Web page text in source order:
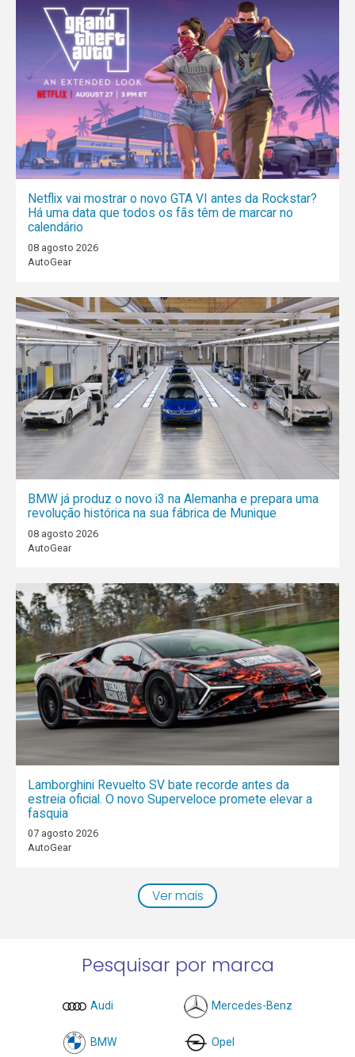
Netflix vai mostrar o novo GTA VI antes da Rockstar?
Há uma data que todos os fãs têm de marcar no
calendário
08 agosto 2026
AutoGear
BMW já produz o novo i3 na Alemanha e prepara uma
revolução histórica na sua fábrica de Munique
08 agosto 2026
AutoGear
Lamborghini Revuelto SV bate recorde antes da
estreia oficial. O novo Superveloce promete elevar a
fasquia
07 agosto 2026
AutoGear
Ver mais
Pesquisar por marca
Audi
BMW
Mercedes-Benz
Opel